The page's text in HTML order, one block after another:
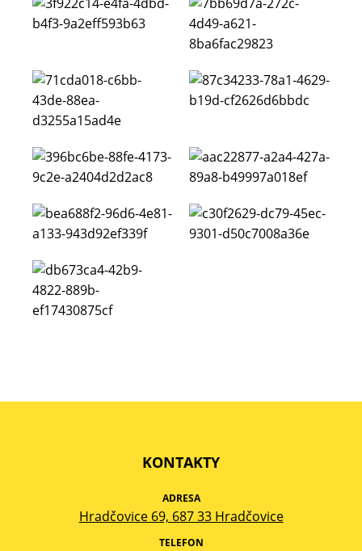
KONTAKTY
ADRESA
Hradčovice 69, 687 33 Hradčovice
TELEFON